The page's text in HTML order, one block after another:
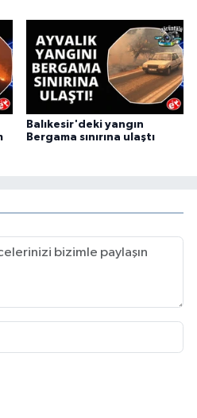
Balıkesir'deki yangın
Bergama sınırına ulaştı